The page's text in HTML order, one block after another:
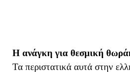
Η ανάγκη για θεσμική
Τα περιστατικά αυτά στην